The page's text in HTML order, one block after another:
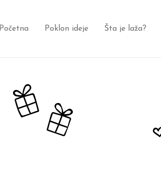
Početna Poklon ideje Šta je laža?